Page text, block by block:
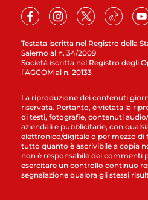
Testata iscritta nel Registro della
Salerno al n. 34/2009
Società iscritta nel Registro degli
l’AGCOM al n. 20133
La riproduzione dei contenuti
riservata. Pertanto, è vietata la
di testi, fotografie, contenuti
aziendali e pubblicitarie, con
elettronico/digitale o per mezzo di
tutto quanto è ascrivibile a copia
non è responsabile dei commenti
esercitare un controllo continuo
segnalazione qualora gli stessi